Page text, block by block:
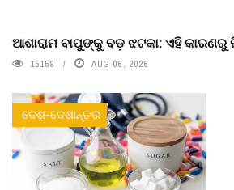
ଆଶାରାମ ବାପୁଙ୍କୁ ବଡ଼ ଝଟକା: ଏହି କାରଣରୁ
15159 AUG 06, 2026
ଦେଶ-ଦେଶାନ୍ତର